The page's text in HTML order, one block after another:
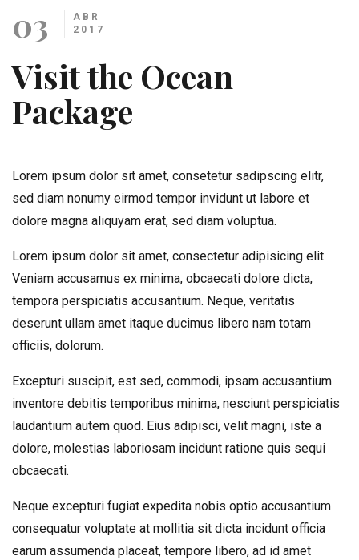
03
ABR
2017
Visit the Ocean
Package
Lorem ipsum dolor sit amet, consetetur sadipscing elitr,
sed diam nonumy eirmod tempor invidunt ut labore et
dolore magna aliquyam erat, sed diam voluptua.
Lorem ipsum dolor sit amet, consectetur adipisicing elit.
Veniam accusamus ex minima, obcaecati dolore dicta,
tempora perspiciatis accusantium. Neque, veritatis
deserunt ullam amet itaque ducimus libero nam totam
officiis, dolorum.
Excepturi suscipit, est sed, commodi, ipsam accusantium
inventore debitis temporibus minima, nesciunt perspiciatis
laudantium autem quod. Eius adipisci, velit magni, iste a
dolore, molestias laboriosam incidunt ratione quis sequi
obcaecati.
Neque excepturi fugiat expedita nobis optio accusantium
consequatur voluptate at mollitia sit dicta incidunt officia
earum assumenda placeat, tempore libero, ad id amet